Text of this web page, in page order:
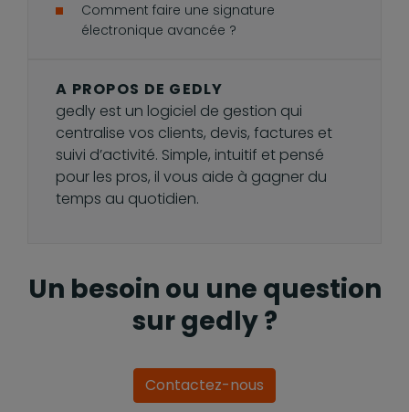
Comment faire une signature
électronique avancée ?
A PROPOS DE GEDLY
gedly est un logiciel de gestion qui
centralise vos clients, devis, factures et
suivi d’activité. Simple, intuitif et pensé
pour les pros, il vous aide à gagner du
temps au quotidien.
Un besoin ou une question
sur gedly ?
Contactez-nous